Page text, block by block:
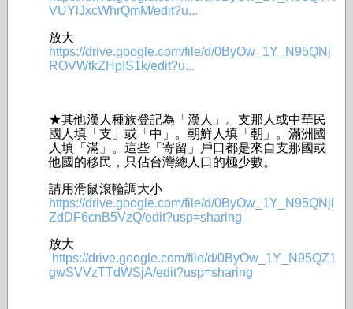
VUYlJxcWhrQmM/edit?u...
放大
https://drive.google.com/file/d/0ByOw_1Y_N95QNj
ROVWtkZHpIS1k/edit?u...
★其他漢人種族登記為「漢人」。支那人或中華民
國人填「支」或「中」。朝鮮人填「朝」。­滿洲國
人填「滿」。這些「寄留」戶口都是來自支那國或
他國的移民，只佔台灣總人口的極­少數。
請用滑鼠滾輪調大小
https://drive.google.com/file/d/0ByOw_1Y_N95QNjl
ZdDF6cnB5VzQ/edit?usp=sharing
放大
https://drive.google.com/file/d/0ByOw_1Y_N95QZ1
gwSVVzTTdWSjA/edit?usp=sharing